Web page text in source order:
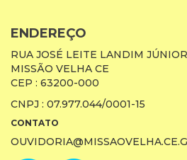
ENDEREÇO
RUA JOSÉ LEITE LANDIM
MISSÃO VELHA CE
CEP : 63200-000
CNPJ : 07.977.044/0001-15
CONTATO